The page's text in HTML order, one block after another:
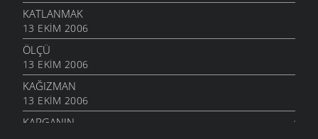
KATLANMAK
13 EKIM 2006
ÖLÇÜ
13 EKIM 2006
KAĞIZMAN
13 EKIM 2006
KARGANIN